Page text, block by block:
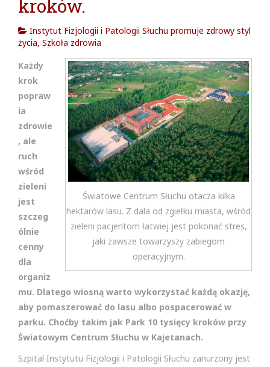
kroków.
Instytut Fizjologii i Patologii Słuchu promuje zdrowy styl
życia, Szkoła zdrowia
Światowe Centrum Słuchu otacza kilka
hektarów lasu. Z dala od zgiełku miasta, wśród
zieleni pacjentom łatwiej jest pokonać stres,
jaki zawsze towarzyszy zabiegom
operacyjnym.
Każdy
krok
popraw
ia
zdrowie
, ale
ruch
wśród
zieleni
jest
szczeg
ólnie
cenny
dla
organiz
mu. Dlatego wiosną warto wykorzystać każdą okazję,
aby pomaszerować do lasu albo pospacerować w
parku. Choćby takim jak Park 10 tysięcy kroków przy
Światowym Centrum Słuchu w Kajetanach.
Szpital Instytutu Fizjologii i Patologii Słuchu zanurzony jest